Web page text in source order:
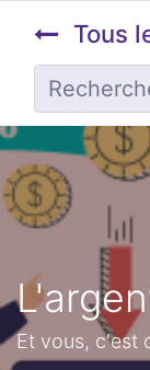
Tous
Et vous, c'est